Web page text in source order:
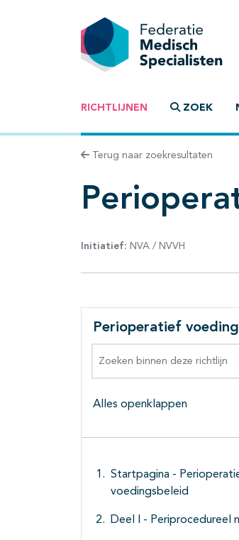
RICHTLIJNEN ZOEK
Terug naar zoekresultaten
Initiatief: NVA / NVVH
Perioperatief
Alles openklappen
Startpagina -
voedingsbeleid
Deel I - Periprocedureel